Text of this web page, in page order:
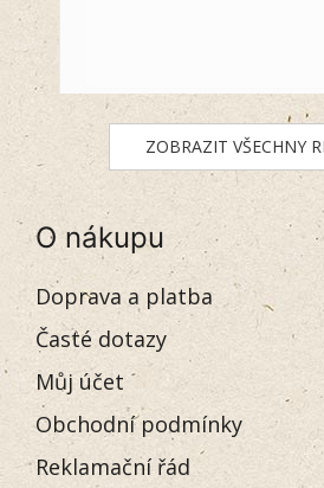
ZOBRAZIT VŠECHNY
O nákupu
Doprava a platba
Časté dotazy
Můj účet
Obchodní podmínky
Reklamační řád